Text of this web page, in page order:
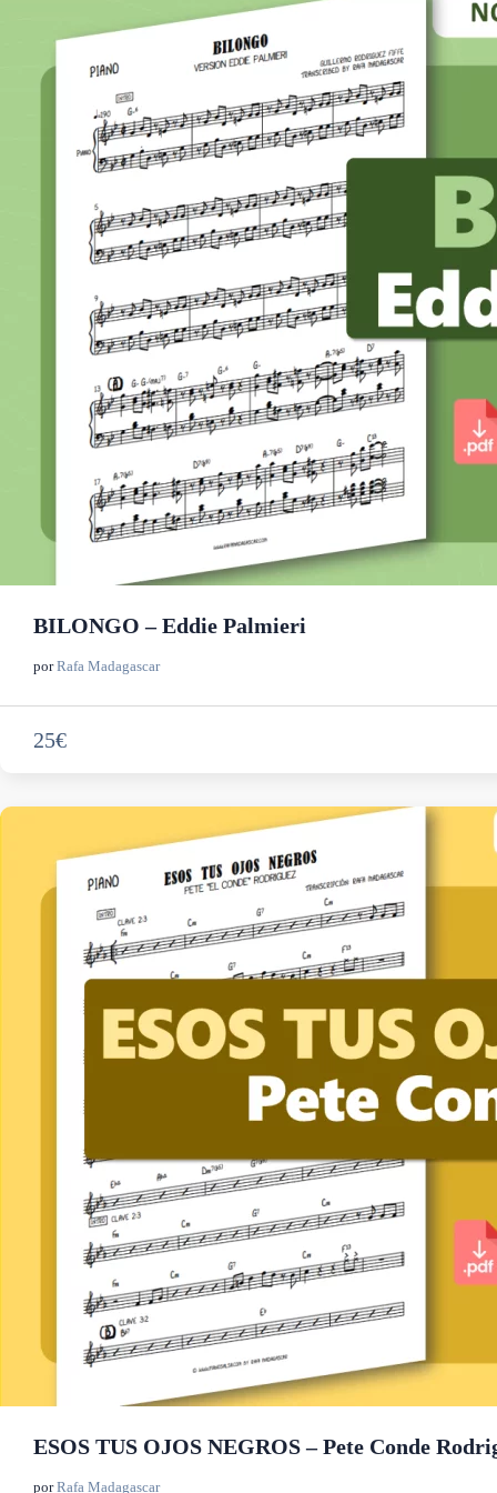
BILONGO – Eddie Palmieri
porRafa Madagascar
25€
ESOS TUS OJOS NEGROS – Pete Conde
porRafa Madagascar